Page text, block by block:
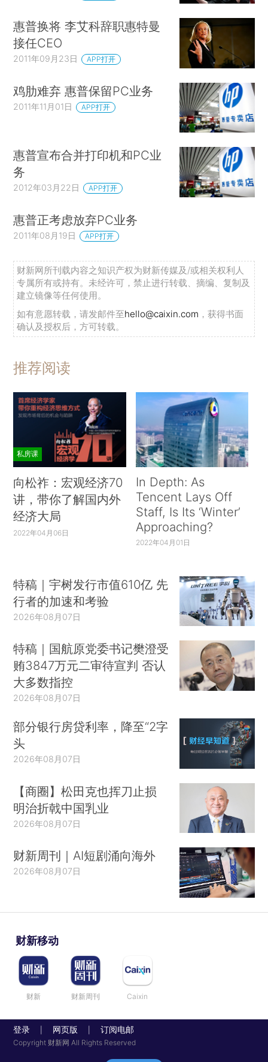
惠普换将 李艾科辞职惠特曼
接任CEO
2011年09月23日 APP打开
鸡肋难弃 惠普保留PC业务
2011年11月01日 APP打开
惠普宣布合并打印机和PC业
务
2012年03月22日 APP打开
惠普正考虑放弃PC业务
2011年08月19日 APP打开
财新网所刊载内容之知识产权为财新传媒及/或相关权利人
专属所有或持有。未经许可，禁止进行转载、摘编、复制及
建立镜像等任何使用。
如有意愿转载，请发邮件至hello@caixin.com ，获得书面
确认及授权后，方可转载。
推荐阅读
私房课
向松祚：宏观经济70
讲，带你了解国内外
经济大局
2022年04月06日
In Depth: As
Tencent Lays Off
Staff, Is Its ‘Winter’
Approaching?
2022年04月01日
特稿｜宇树发行市值610亿 先
行者的加速和考验
2026年08月07日
特稿｜国航原党委书记樊澄受
贿3847万元二审待宣判 否认
大多数指控
2026年08月07日
部分银行房贷利率，降至“2字
头
2026年08月07日
【商圈】松田克也挥刀止损
明治折戟中国乳业
2026年08月07日
财新周刊｜AI短剧涌向海外
2026年08月07日
财新移动
财新 财新周刊 Caixin
登录 网页版 订阅电邮
Copyright 财新网 All Rights Reserved